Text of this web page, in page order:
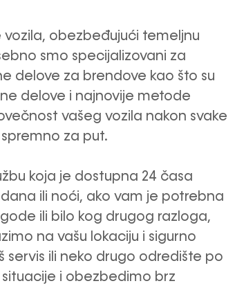
vozila, obezbeđujući temeljnu
smo specijalizovani za
delove za brendove kao što su
delove i najnovije metode
vašeg vozila nakon svake
za put.
koja je dostupna 24 časa
ili noći, ako vam je potrebna
ili bilo kog drugog razloga,
na vašu lokaciju i sigurno
ili neko drugo odredište po
i obezbedimo brz